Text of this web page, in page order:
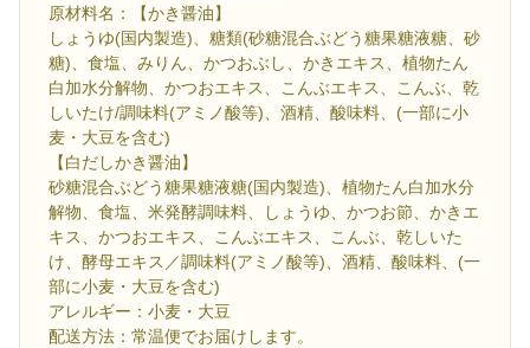
原材料名：【かき醤油】
しょうゆ(国内製造)、糖類(砂糖混合ぶどう糖果糖液糖、砂
糖)、食塩、みりん、かつおぶし、かきエキス、植物たん
白加水分解物、かつおエキス、こんぶエキス、こんぶ、乾
しいたけ/調味料(アミノ酸等)、酒精、酸味料、(一部に小
麦・大豆を含む)
【白だしかき醤油】
砂糖混合ぶどう糖果糖液糖(国内製造)、植物たん白加水分
解物、食塩、米発酵調味料、しょうゆ、かつお節、かきエ
キス、かつおエキス、こんぶエキス、こんぶ、乾しいた
け、酵母エキス／調味料(アミノ酸等)、酒精、酸味料、(一
部に小麦・大豆を含む)
アレルギー：小麦・大豆
配送方法：常温便でお届けします。